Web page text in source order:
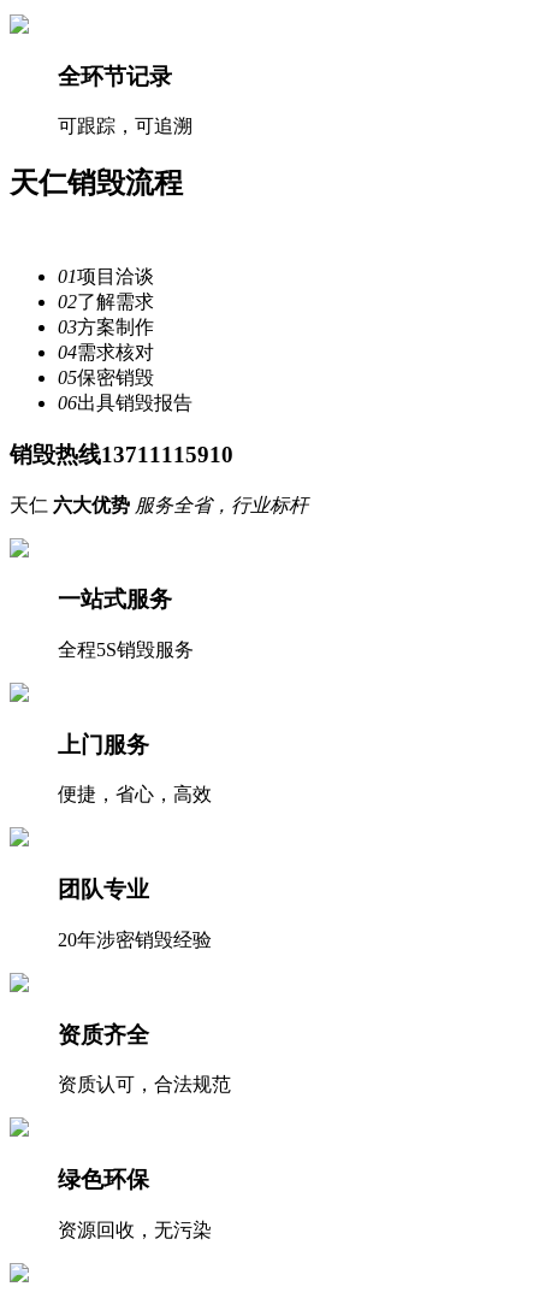
全环节记录
可跟踪，可追溯
天仁销毁流程
01项目洽谈
02了解需求
03方案制作
04需求核对
05保密销毁
06出具销毁报告
销毁热线13711115910
天仁 六大优势 服务全省，行业标杆
一站式服务
全程5S销毁服务
上门服务
便捷，省心，高效
团队专业
20年涉密销毁经验
资质齐全
资质认可，合法规范
绿色环保
资源回收，无污染